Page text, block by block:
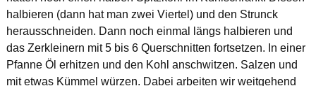
halbieren (dann hat man zwei Viertel) und den Strunck
herausschneiden. Dann noch einmal längs halbieren und
das Zerkleinern mit 5 bis 6 Querschnitten fortsetzen. In einer
Pfanne Öl erhitzen und den Kohl anschwitzen. Salzen und
mit etwas Kümmel würzen. Dabei arbeiten wir weitgehend